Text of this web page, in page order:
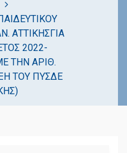
ΑΤΤΙΚΗΣΓΙΑ
2022-
ΤΗΝ ΑΡΙΘ.
ΤΟΥ ΠΥΣΔΕ